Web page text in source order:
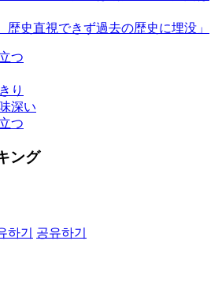
歴史直視できず過去の歴史に埋没」
つ
り
深い
つ
ング
하기 공유하기